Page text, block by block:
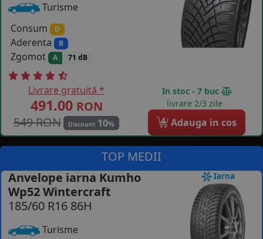
Turisme
Consum
D
Aderenta B
Zgomot A 71 dB
Livrare gratuită *
491.00 RON
549 RON
Discount 10%
In stoc - 7 buc
livrare 2/3 zile
4 Adauga in cos
TOP MEDII
Iarna
Anvelope iarna Kumho
Wp52 Wintercraft
185/60 R16 86H
Turisme